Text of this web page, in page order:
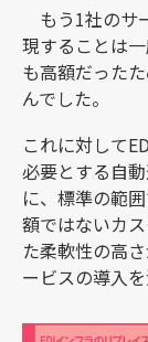
もう1社のサ
現することは
も高額だった
んでした。
これに対して
必要とする自
に、標準の範
額ではないカ
た柔軟性の高
ービスの導入を